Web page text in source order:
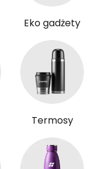
Eko gadżety
Termosy